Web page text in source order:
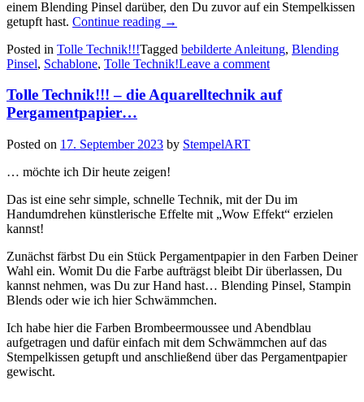
einem Blending Pinsel darüber, den Du zuvor auf ein Stempelkissen
getupft hast. Continue reading „„Tolle
–
eine
Schablonentechnik
Pinsel…“
→
Posted in Tolle Technik!!!Tagged bebilderte Anleitung, Blending
Pinsel, Schablone, Tolle Technik!Leave a comment
Tolle Technik!!! – die Aquarelltechnik auf
Pergamentpapier…
Posted on 17. September 2023 by StempelART
… möchte ich Dir heute zeigen!
Das ist eine sehr simple, schnelle Technik, mit der Du im
Handumdrehen künstlerische Effelte mit „Wow Effekt“ erzielen
kannst!
Zunächst färbst Du ein Stück Pergamentpapier in den Farben Deiner
Wahl ein. Womit Du die Farbe aufträgst bleibt Dir überlassen, Du
kannst nehmen, was Du zur Hand hast… Blending Pinsel, Stampin
Blends oder wie ich hier Schwämmchen.
Ich habe hier die Farben Brombeermoussee und Abendblau
aufgetragen und dafür einfach mit dem Schwämmchen auf das
Stempelkissen getupft und anschließend über das Pergamentpapier
gewischt.